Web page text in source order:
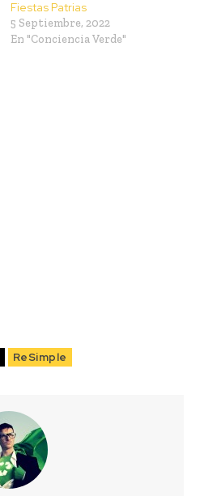
Fiestas Patrias
5 Septiembre, 2022
En "Conciencia Verde"
ReSimple